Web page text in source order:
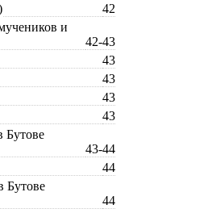
42
и
42-43
43
43
43
43
Бутове
43-44
44
Бутове
44